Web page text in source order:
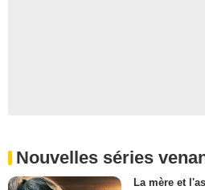
Nouvelles séries
La mère et